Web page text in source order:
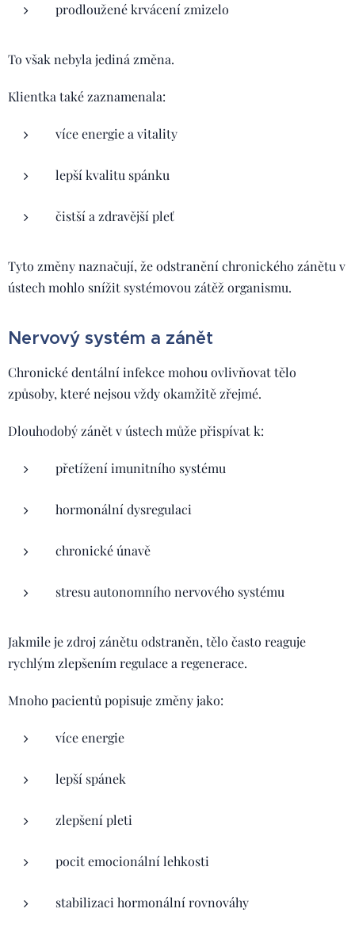
prodloužené krvácení zmizelo
To však nebyla jediná změna.
Klientka také zaznamenala:
více energie a vitality
lepší kvalitu spánku
čistší a zdravější pleť
Tyto změny naznačují, že odstranění chronického zánětu v
ústech mohlo snížit systémovou zátěž organismu.
Nervový systém a zánět
Chronické dentální infekce mohou ovlivňovat tělo
způsoby, které nejsou vždy okamžitě zřejmé.
Dlouhodobý zánět v ústech může přispívat k:
přetížení imunitního systému
hormonální dysregulaci
chronické únavě
stresu autonomního nervového systému
Jakmile je zdroj zánětu odstraněn, tělo často reaguje
rychlým zlepšením regulace a regenerace.
Mnoho pacientů popisuje změny jako:
více energie
lepší spánek
zlepšení pleti
pocit emocionální lehkosti
stabilizaci hormonální rovnováhy